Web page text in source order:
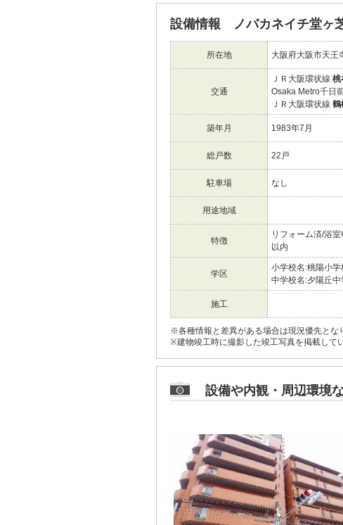
設備情報 ノバカネイチ堂ヶ
所在地 大阪府大阪市天王
交通
ＪＲ大阪環状線 桃
Osaka Metro千日
ＪＲ大阪環状線 鶴
築年月 1983年7月
総戸数 22戸
駐車場 なし
用途地域
特徴
リフォーム済/浴
以内
学区
小学校名:桃陽小学
中学校名:夕陽丘中
施工
※各種情報と差異がある場合は現況優先とな
※建物竣工時に撮影した竣工写真を掲載して
設備や内観・周辺環境